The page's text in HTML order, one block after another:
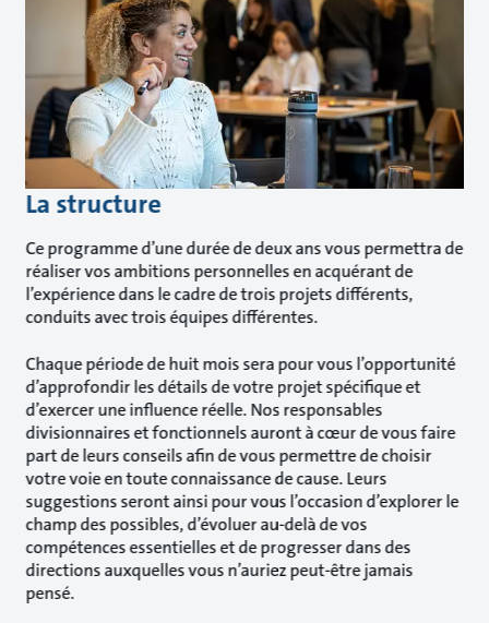
La structure
Ce programme d’une durée de deux ans vous permettra de
réaliser vos ambitions personnelles en acquérant de
l’expérience dans le cadre de trois projets différents,
conduits avec trois équipes différentes.
Chaque période de huit mois sera pour vous l’opportunité
d’approfondir les détails de votre projet spécifique et
d’exercer une influence réelle. Nos responsables
divisionnaires et fonctionnels auront à cœur de vous faire
part de leurs conseils afin de vous permettre de choisir
votre voie en toute connaissance de cause. Leurs
suggestions seront ainsi pour vous l’occasion d’explorer le
champ des possibles, d’évoluer au-delà de vos
compétences essentielles et de progresser dans des
directions auxquelles vous n’auriez peut-être jamais
pensé.